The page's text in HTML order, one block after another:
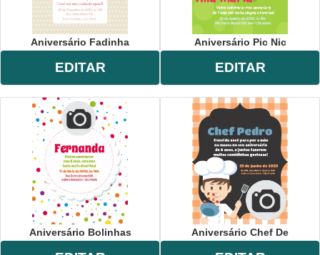
Aniversário Fadinha
EDITAR
Aniversário Pic Nic
EDITAR
Aniversário Bolinhas Aniversário Chef De